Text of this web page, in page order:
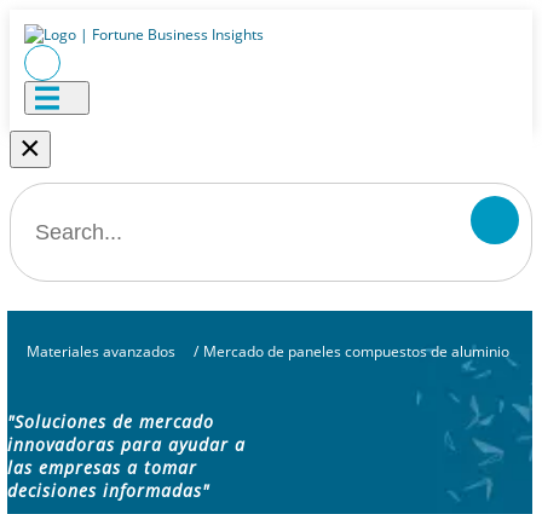
×
Materiales avanzados / Mercado de paneles compuestos de aluminio
"Soluciones de mercado
innovadoras para ayudar a
las empresas a tomar
decisiones informadas"